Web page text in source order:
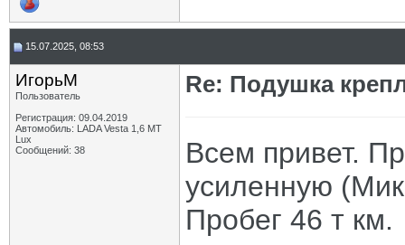
15.07.2025, 08:53
ИгорьМ
Пользователь
Регистрация: 09.04.2019
Автомобиль: LADA Vesta 1,6 MT
Lux
Сообщений: 38
Re: Подушка
Всем привет.
усиленную
Пробег 46 т км.